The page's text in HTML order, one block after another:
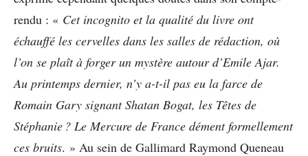
rendu : « Cet incognito et la qualité du livre ont
échauffé les cervelles dans les salles de rédaction, où
l’on se plaît à forger un mystère autour d’Emile Ajar.
Au printemps dernier, n’y a-t-il pas eu la farce de
Romain Gary signant Shatan Bogat, les Têtes de
Stéphanie ? Le Mercure de France dément formellement
ces bruits. » Au sein de Gallimard Raymond Queneau